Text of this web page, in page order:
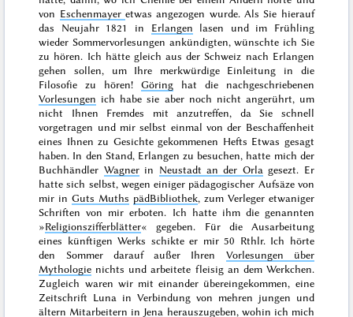
von Eschenmayer etwas angezogen wurde. Als Sie hierauf
das Neujahr 1821 in Erlangen lasen und im Frühling
wieder Sommervorlesungen ankündigten, wünschte ich Sie
zu hören. Ich hätte gleich aus der Schweiz nach Erlangen
gehen sollen, um Ihre merkwürdige Einleitung in die
Filosofie zu hören! Göring hat die nachgeschriebenen
Vorlesungen ich habe sie aber noch nicht angerührt, um
nicht Ihnen Fremdes mit anzutreffen, da Sie schnell
vorgetragen und mir selbst einmal von der Beschaffenheit
eines Ihnen zu Gesichte gekommenen Hefts Etwas gesagt
haben. In den Stand, Erlangen zu besuchen, hatte mich der
Buchhändler Wagnerin Neustadt an der Orla gesezt. Er
hatte sich selbst, wegen einiger pädagogischer Aufsäze von
mir inGuts Muths pädBibliothek, zum Verleger etwaniger
Schriften von mir erboten. Ich hatte ihm die genannten
»Religionszifferblätter« gegeben. Für die Ausarbeitung
eines künftigen Werks schikte er mir 50 Rthlr. Ich hörte
den Sommerdarauf außer Ihren Vorlesungen über
Mythologie nichts und arbeitete fleisig an dem Werkchen.
Zugleich waren wir mit einander übereingekommen, eine
Zeitschrift Luna in Verbindung von mehren jungen und
ältern Mitarbeitern in Jena herauszugeben, wohin ich mich